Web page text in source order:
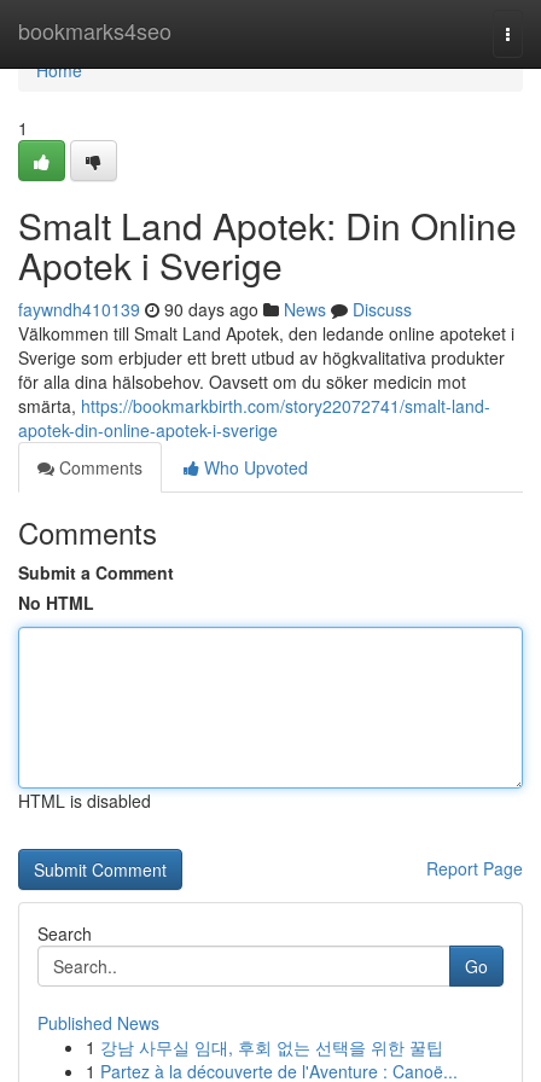
bookmarks4seo
Home
Home
1
Smalt Land Apotek: Din Online
Apotek i Sverige
faywndh410139 90 days ago News
Discuss
Välkommen till Smalt Land Apotek, den ledande online apoteket i
Sverige som erbjuder ett brett utbud av högkvalitativa produkter
för alla dina hälsobehov. Oavsett om du söker medicin mot
smärta, https://bookmarkbirth.com/story22072741/smalt-land-
apotek-din-online-apotek-i-sverige
Comments
Who Upvoted
Comments
Submit a Comment
No HTML
HTML is disabled
Report Page
Search
Go
Published News
1 강남 사무실 임대, 후회 없는 선택을 위한 꿀팁
1 Partez à la découverte de l'Aventure : Canoë...